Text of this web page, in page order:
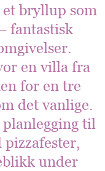
bryllup som
fantastisk
en villa fra
for en tre
det vanlige.
til
pizzafester,
under